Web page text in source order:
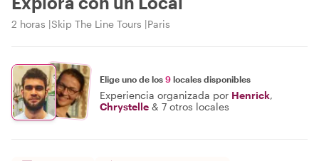
2 horas Skip The Line Tours Paris
Elige uno de los 9 locales disponibles
Experiencia organizada por Henrick,
Chrystelle & 7 otros locales